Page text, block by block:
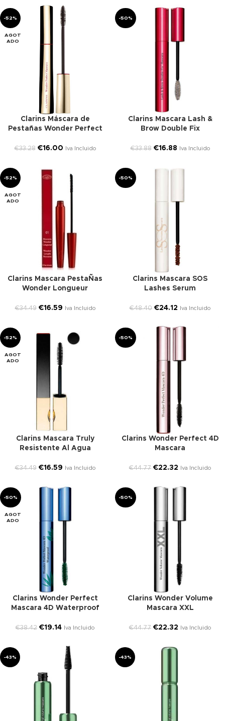
-52%
AGOT
ADO
Clarins Máscara de
Pestañas Wonder Perfect
€33.28 €16.00 Iva Incluido
-50%
Clarins Mascara Lash &
Brow Double Fix
€33.88 €16.88 Iva Incluido
-52%
AGOT
ADO
Clarins Mascara PestaÑas
Wonder Longueur
€34.49 €16.59 Iva Incluido
-50%
Clarins Mascara SOS
Lashes Serum
€48.40 €24.12 Iva Incluido
-52%
AGOT
ADO
Clarins Mascara Truly
Resistente Al Agua
€34.49 €16.59 Iva Incluido
-50%
Clarins Wonder Perfect 4D
Mascara
€44.77 €22.32 Iva Incluido
-50%
AGOT
ADO
Clarins Wonder Perfect
Mascara 4D Waterproof
€38.42 €19.14 Iva Incluido
-50%
Clarins Wonder Volume
Mascara XXL
€44.77 €22.32 Iva Incluido
-43% -43%